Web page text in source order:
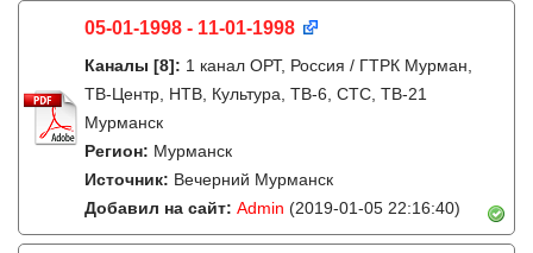
05-01-1998 - 11-01-1998
Каналы [8]: 1 канал ОРТ, Россия / ГТРК Мурман,
ТВ-Центр, НТВ, Культура, ТВ-6, СТС, ТВ-21
Мурманск
Регион: Мурманск
Источник: Вечерний Мурманск
Добавил на сайт: Admin (2019-01-05 22:16:40)